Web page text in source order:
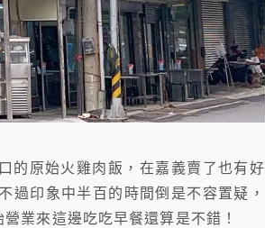
的原始火雞肉飯，在嘉義賣了也有好
過印象中半百的時間倒是不容置疑，
業來這邊吃吃早餐還算是不錯！